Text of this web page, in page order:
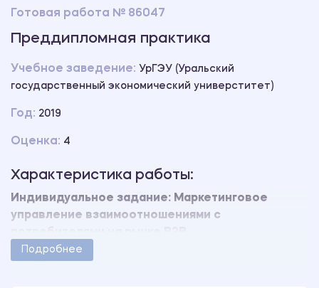
Готовая работа № 86047
Преддипломная практика
Учебное заведение: УрГЭУ (Уральский
государственный экономический универститет)
Год: 2019
Оценка: 4
Характеристика работы:
Индивидуальное задание: Маркетинговое
управление взаимоотношениями с
Работа защищена на оценку «4» без доработок.
Подробнее